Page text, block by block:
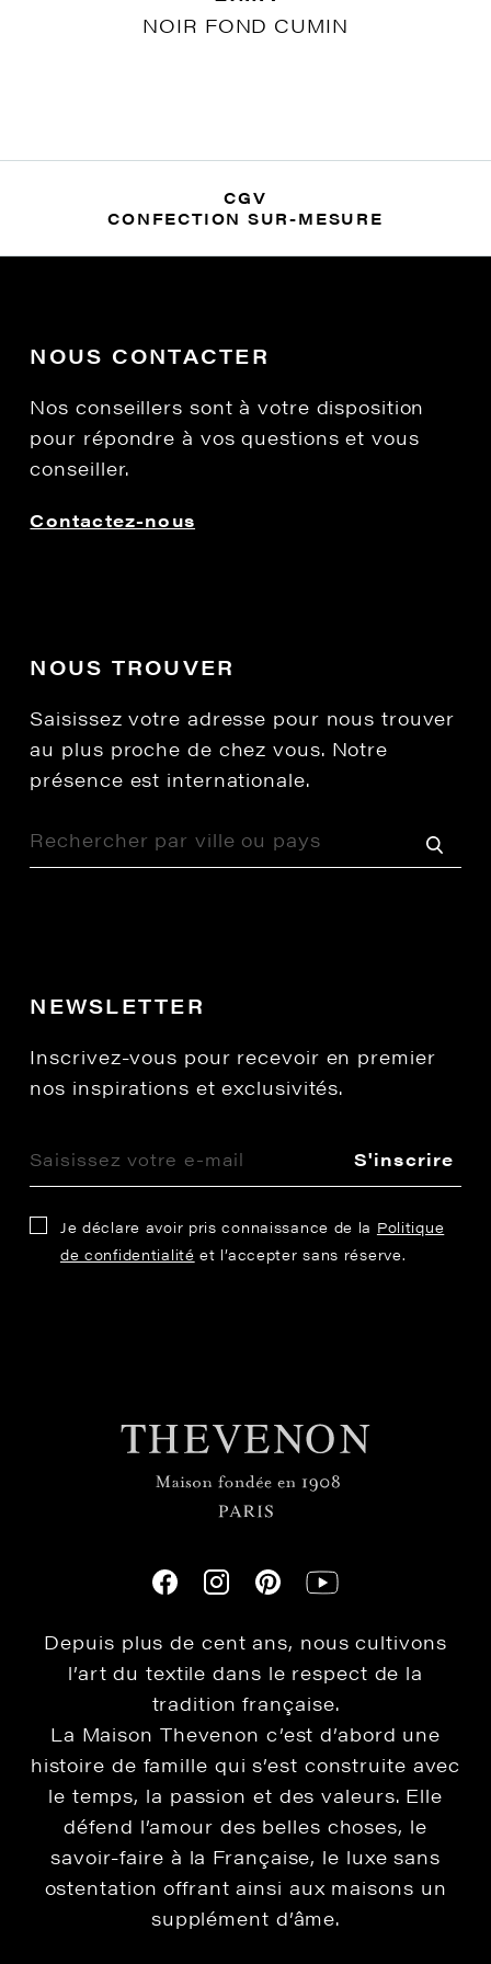
NOIR FOND CUMIN
CGV
CONFECTION SUR-MESURE
NOUS CONTACTER
Nos conseillers sont à votre disposition
pour répondre à vos questions et vous
conseiller.
Contactez-nous
NOUS TROUVER
Saisissez votre adresse pour nous trouver
au plus proche de chez vous. Notre
présence est internationale.
NEWSLETTER
Inscrivez-vous pour recevoir en premier
nos inspirations et exclusivités.
S'inscrire
Je déclare avoir pris connaissance de la Politique
de confidentialité et l’accepter sans réserve.
Depuis plus de cent ans, nous cultivons
l’art du textile dans le respect de la
tradition française.
La Maison Thevenon c’est d’abord une
histoire de famille qui s’est construite avec
le temps, la passion et des valeurs. Elle
défend l’amour des belles choses, le
savoir-faire à la Française, le luxe sans
ostentation offrant ainsi aux maisons un
supplément d’âme.